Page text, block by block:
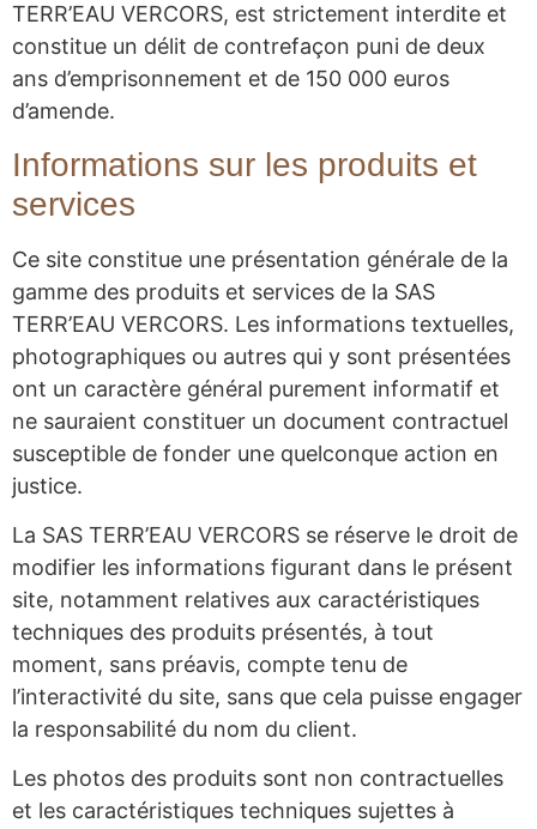
TERR’EAU VERCORS, est strictement interdite et
constitue un délit de contrefaçon puni de deux
ans d’emprisonnement et de 150 000 euros
d’amende.
Informations sur les produits et
services
Ce site constitue une présentation générale de la
gamme des produits et services de la SAS
TERR’EAU VERCORS. Les informations textuelles,
photographiques ou autres qui y sont présentées
ont un caractère général purement informatif et
ne sauraient constituer un document contractuel
susceptible de fonder une quelconque action en
justice.
La SAS TERR’EAU VERCORS se réserve le droit de
modifier les informations figurant dans le présent
site, notamment relatives aux caractéristiques
techniques des produits présentés, à tout
moment, sans préavis, compte tenu de
l’interactivité du site, sans que cela puisse engager
la responsabilité du nom du client.
Les photos des produits sont non contractuelles
et les caractéristiques techniques sujettes à